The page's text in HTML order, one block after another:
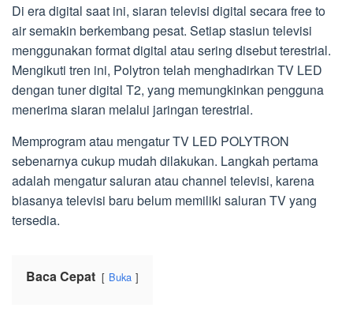
Di era digital saat ini, siaran televisi digital secara free to
air semakin berkembang pesat. Setiap stasiun televisi
menggunakan format digital atau sering disebut terestrial.
Mengikuti tren ini, Polytron telah menghadirkan TV LED
dengan tuner digital T2, yang memungkinkan pengguna
menerima siaran melalui jaringan terestrial.
Memprogram atau mengatur TV LED POLYTRON
sebenarnya cukup mudah dilakukan. Langkah pertama
adalah mengatur saluran atau channel televisi, karena
biasanya televisi baru belum memiliki saluran TV yang
tersedia.
Baca Cepat Buka